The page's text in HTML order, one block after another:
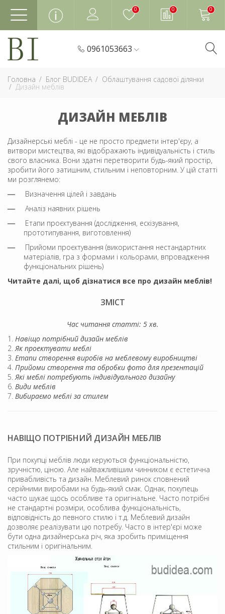
0 0 0
0961053663
Головна Блог BUDIDEA Облаштування садової ділянки
Дизайн меблів
ДИЗАЙН МЕБЛІВ
Дизайнерські меблі - це не просто предмети інтер'єру, а
витвори мистецтва, які відображають індивідуальність і стиль
свого власника. Вони здатні перетворити будь-який простір,
зробити його затишним, стильним і неповторним. У цій статті
ми розглянемо:
Визначення цілей і завдань
Аналіз наявних рішень
Етапи проєктування (дослідження, ескізування,
прототипування, виготовлення)
Прийоми проєктування (використання нестандартних
матеріалів, гра з формами і кольорами, впровадження
функціональних рішень)
Читайте далі, щоб дізнатися все про дизайн меблів!
ЗМІСТ
Час читання статті: 5 хв.
Навіщо потрібний дизайн меблів
Як проектувати меблі
Етапи створення виробів на меблевому виробництві
Прийоми створення та обробки фото для презентацій
Які меблі потребують індивідуального дизайну
Види меблів
Вибираємо меблі за стилем
НАВІЩО ПОТРІБНИЙ ДИЗАЙН МЕБЛІВ
При покупці меблів люди керуються функціональністю,
зручністю, ціною. Але найважливішим чинником є естетична
привабливість та дизайн. Меблевий ринок сповнений
серійними виробами на будь-який смак. Однак, покупець
часто шукає щось особливе та оригінальне. Часто потрібні
не стандартні розміри, особлива функціональність,
відповідність до певного стилю і т.д. Меблевий дизайн
дозволяє реалізувати цю потребу. Часто в інтер'єрі може
бути одна дизайнерська річ, яка зробить приміщення
стильним і оригінальним.